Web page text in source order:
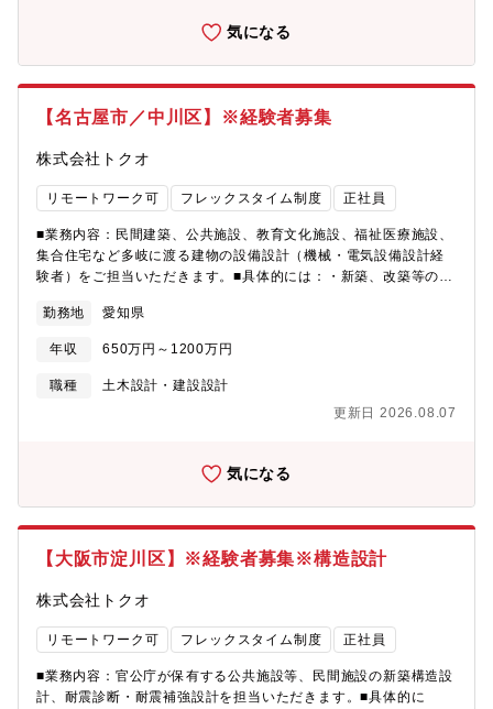
様や利用者の想いを細部まで汲み取り、周辺環境や景観にも配慮
した設計を行います。■テクノプロＨＤグループ会社エンジニア人
材派遣国内最大手の東証プライム上場企業であるテクノプロHDグ
ループ会社のため、安定した経営基盤があります。2018年7月に
テクノプロHDに参画しました。当時より同社は、本社がある愛知
県内では歴史のある設計事務所として、大きな案件を入札してお
りました。株式会社テクノプロ・コンストラクション様は施工管
理案件を多く携わっていたため、安定性のある設計事務所をHDグ
ループに参画させることで、お互いより安定した案件の受注、安
定基盤を整えられると考え、同社に声がかかりました。同社とし
ても、テクノプロHDに参画したことで、より安定した案件受注、
従業員の長期就業の安定性の確保ができています。■同社が大事に
していること会社を大きくし、売り上げを伸ばすことも大事だと
す。同社は社員一人一人が自分らしく働き、希望のキャリア実現
面談の実施や資格取得のための制度を取り入れ、社員一人一人に
寄り添う経営をしています。■採用背景業績好調につき増員拡大採
気になる
【名古屋市／中川区】※経験者募集
株式会社トクオ
リモートワーク可 フレックスタイム制度 正社員
■業務内容：民間建築、公共施設、教育文化施設、福祉医療施設、
集合住宅など多岐に渡る建物の設備設計（機械・電気設備設計経
験者）をご担当いただきます。■具体的には：・新築、改築等の設
りまとめ・確認申請などの申請業務・工事監理・お客様との打合
せ など■魅力・特徴：・同社はフレックス制度や在宅勤務制度の
導入や年間休日数の増加など、社員が働きやすさを向上させる取
り組みを積極的に導入しております。・近年は、民間施設の企
への展開も進めていきます。民間建築、公共施設・教育文化施
設計、工事監理を行います。新築、改修共にお客様や利用者の想
いを細部まで汲み取り、周辺環境や景観にも配慮した設計を行い
ます。■採用背景：業績好調につき増員拡大採用です。在宅勤務を
ご希望の方も歓迎致します。面接時にご相談ください。■求める人
物像：・コミュニケーション力・調整力・折衝力が高い方 ・お
客さまの意図をきちんと受け止め、理解し、適切な回答ができる
方 ・チームワークを大切にして良い仕事ができる方 ・品質と
コンプライアンス意識を常に保てる方
勤務地 愛知県
年収 650万円～1200万円
職種
土木設計・建設設計
更新日 2026.08.07
気になる
【大阪市淀川区】※経験者募集※構造設計
株式会社トクオ
リモートワーク可 フレックスタイム制度 正社員
■業務内容：官公庁が保有する公共施設等、民間施設の新築構造設
計、耐震診断・耐震補強設計を担当いただきます。■具体的に